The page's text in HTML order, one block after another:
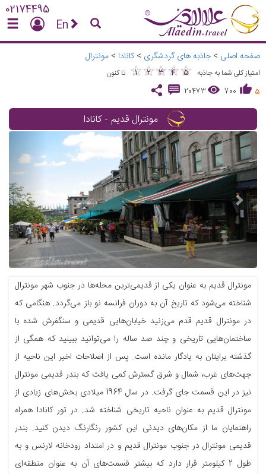
02174495
En
صفحه اصلی > جاذبه های گردشگری > کانادا > مونترال
امتیاز کلی شما به جاذبه ★
1 ★
2 ★
3 ★
4 ★
5
★★★★★
تا کنون
5
700
20473
مونترال قدیم - کانادا
Next
مونترال قدیم به عنوان یکی از قدیمی‌ترین محله‌ها در جنوب شهر مونترال
شناخته می‌شود که تاریخ آن به دوران فرانسه نو باز می‌گردد. هنگامی که
در مونترال قدیم قدم می‌زنید خیابان‌هایی قدیمی و سنگفرش شده با
ساختمان‌هایی تاریخی و چند صد ساله را می‌توانید ببینید که همگی از
گذشته برایتان به یادگار مانده است. پس از اصلاحات اخیر این ناحیه از
جهت‌های غرب، شمال و شرق گسترش کمی یافت که بندر قدیمی مونترال
نیز در این قسمت جای گرفت. در سال 1964 میلادی بخش‌های زیادی از
مونترال قدیم به عنوان ناحیه تاریخی شناخته شد. در تور کانادا همراه
راهنمایان ما از مکان‌های دیدنی این کشور رنگارنگ دیدن کنید. بندر
قدیمی مونترال در جنوب مونترال قدیم و در امتداد رودخانه لارنس و به
طول 2 کیلومتر قرار دارد که بیشتر قسمت‌های آن به عنوان منطقه‌ای